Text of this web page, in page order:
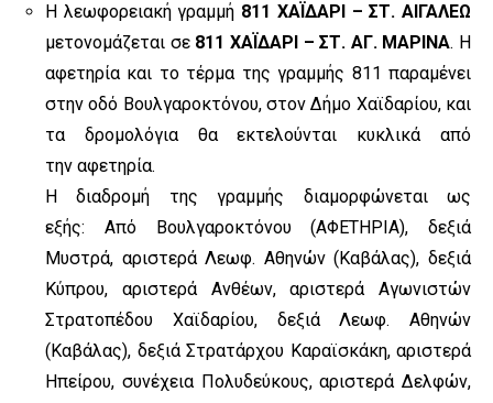
Η λεωφορειακή γραμμή 811 ΧΑΪΔΑΡΙ – ΣΤ. ΑΙΓΑΛΕΩ
μετονομάζεται σε 811 ΧΑΪΔΑΡΙ – ΣΤ. ΑΓ. ΜΑΡΙΝΑ. Η
αφετηρία και το τέρμα της γραμμής 811 παραμένει
στην οδό Βουλγαροκτόνου, στον ∆ήµο Χαϊδαρίου, και
τα δρομολόγια θα εκτελούνται κυκλικά από
την αφετηρία.
Η διαδρομή της γραμμής διαμορφώνεται ως
εξής: Από Βουλγαροκτόνου (ΑΦΕΤΗΡΙΑ), δεξιά
Μυστρά, αριστερά Λεωφ. Αθηνών(Καβάλας), δεξιά
Κύπρου, αριστερά Ανθέων, αριστερά Αγωνιστών
Στρατοπέδου Χαϊδαρίου, δεξιά Λεωφ. Αθηνών
(Καβάλας), δεξιά Στρατάρχου Καραϊσκάκη, αριστερά
Ηπείρου, συνέχεια Πολυδεύκους, αριστερά Δελφών,